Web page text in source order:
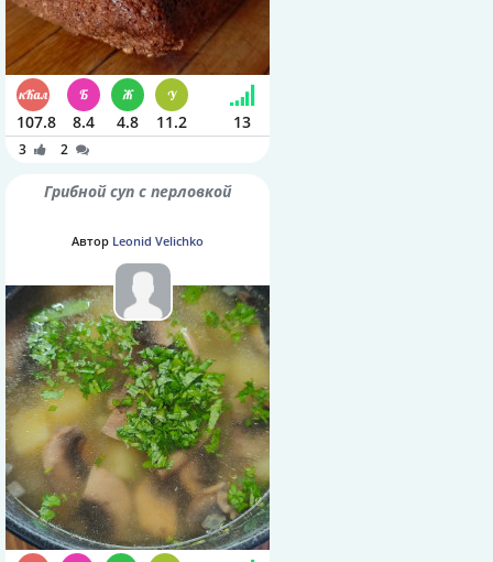
107.8 8.4 4.8 11.2 13
3 2
Грибной суп с перловкой
Автор Leonid Velichko